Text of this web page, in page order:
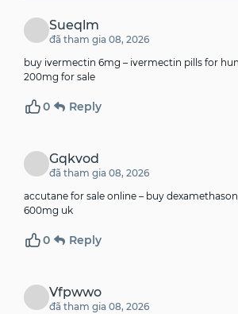
Sueqlm
đã tham gia 08, 2026
buy ivermectin 6mg – ivermectin pills for
200mg for sale
0 Reply
Gqkvod
đã tham gia 08, 2026
accutane for sale online – buy
600mg uk
0 Reply
Vfpwwo
đã tham gia 08, 2026